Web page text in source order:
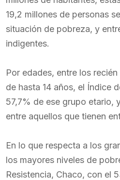
19,2 millones de personas
situación de pobreza, y
indigentes.
Por edades, entre los
de hasta 14 años, el Índice
57,7% de ese grupo etario,
entre aquellos que tienen
En lo que respecta a los
los mayores niveles de
Resistencia, Chaco, con el